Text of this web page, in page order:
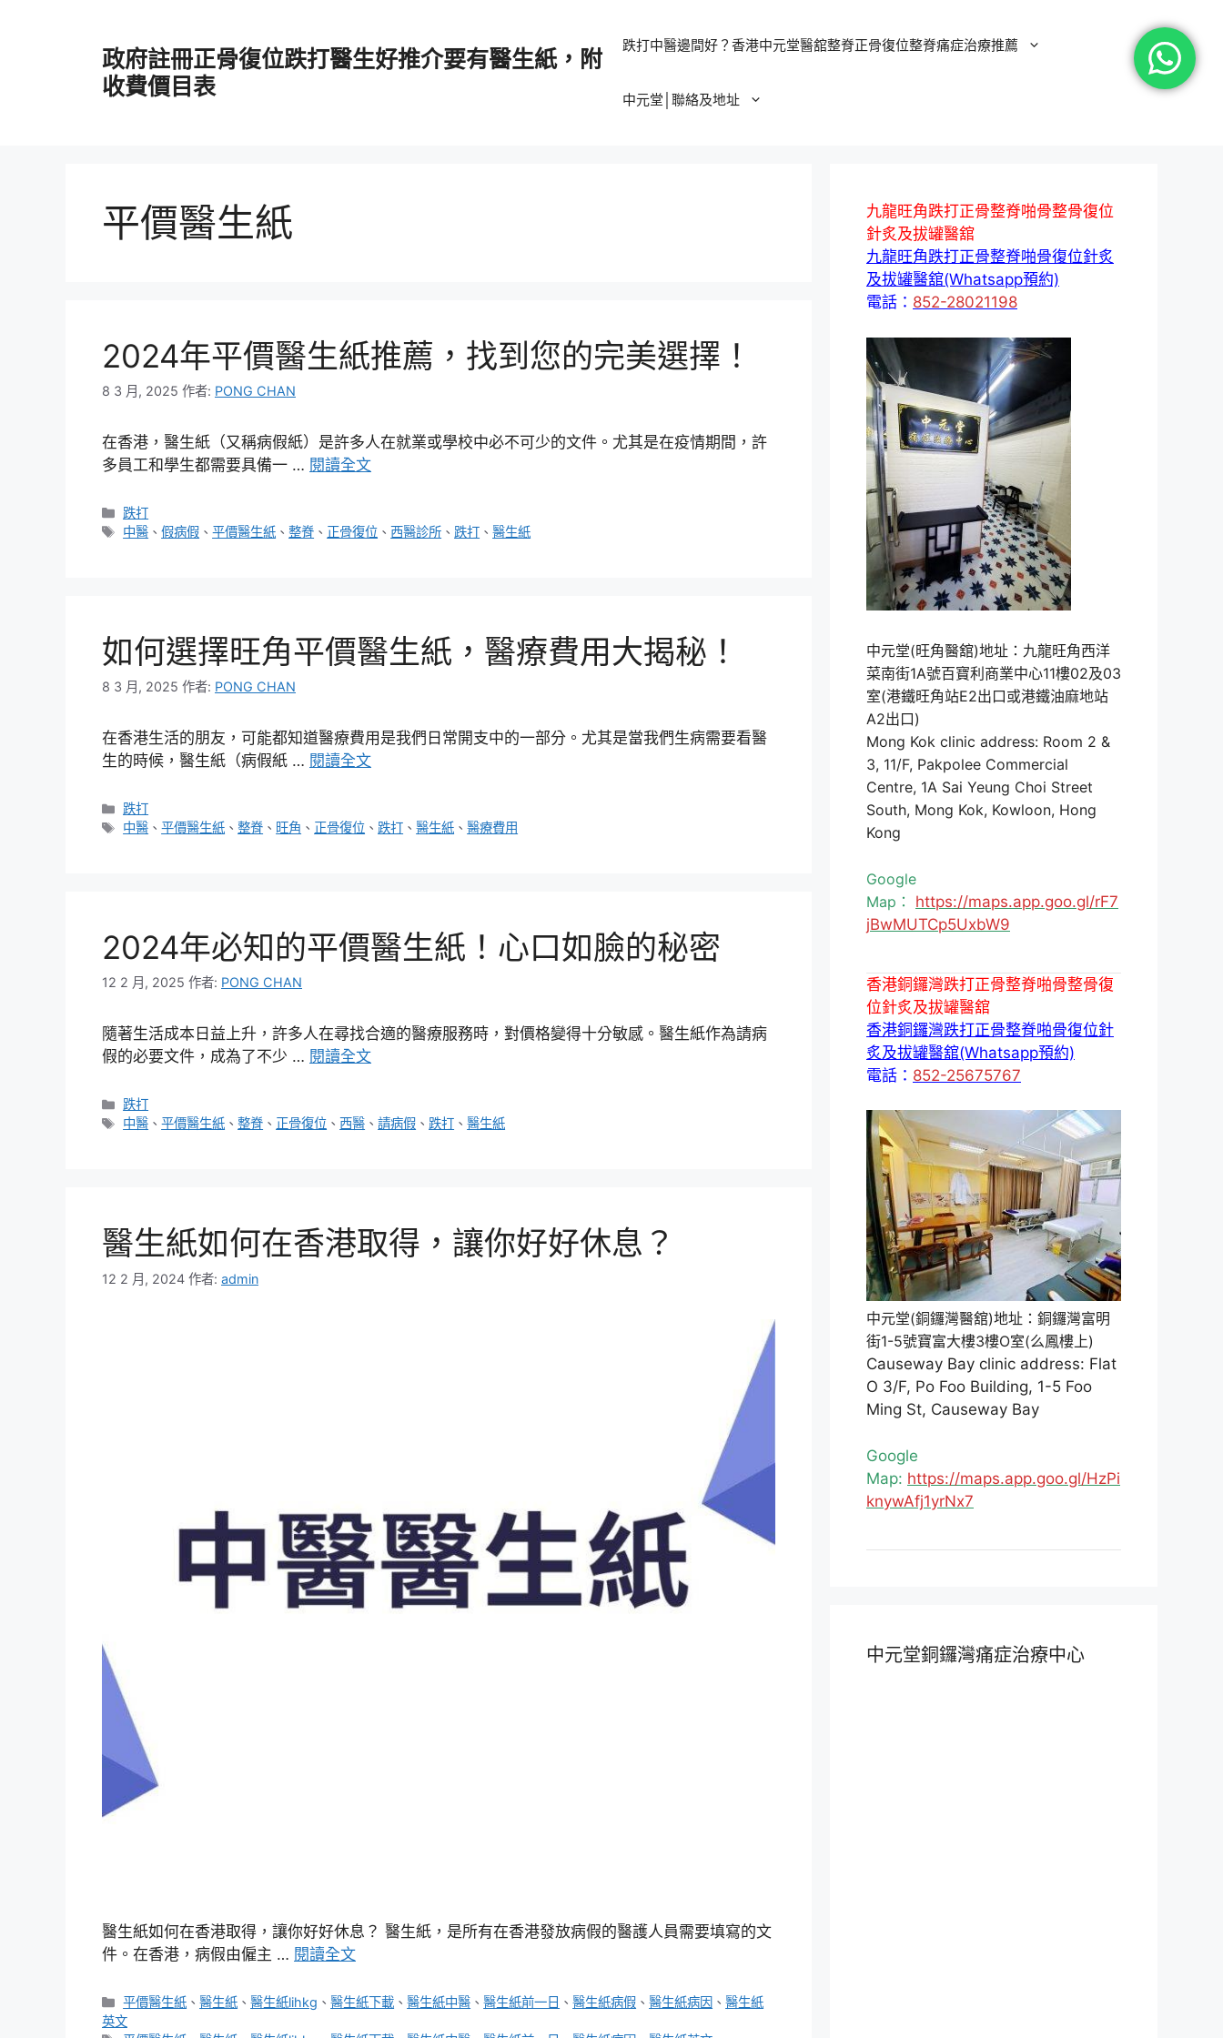
政府註冊正骨復位跌打醫生好推介要有醫生紙，附
收費價目表
跌打中醫邊間好？香港中元堂醫舘整脊正骨復位整脊痛症治療推薦
中元堂│聯絡及地址
平價醫生紙
2024年平價醫生紙推薦，找到您的完美選擇！
8 3 月, 2025 作者: PONG CHAN
在香港，醫生紙（又稱病假紙）是許多人在就業或學校中必不可少的文件。尤其是在疫情期間，許
多員工和學生都需要具備一 … 閱讀全文
分
類
跌打
標
中醫 、假病假 、平價醫生紙 、整脊 、 正骨復位 、西醫診所 、 跌打 、醫生紙
如何選擇旺角平價醫生紙，醫療費用大揭秘！
8 3 月, 2025 作者: PONG CHAN
在香港生活的朋友，可能都知道醫療費用是我們日常開支中的一部分。尤其是當我們生病需要看醫
生的時候，醫生紙（病假紙 … 閱讀全文
分
類
跌打
標
中醫 、平價醫生紙 、整脊 、 旺角 、 正骨復位 、 跌打 、醫生紙 、醫療費用
2024年必知的平價醫生紙！心口如臉的秘密
12 2 月, 2025 作者: PONG CHAN
隨著生活成本日益上升，許多人在尋找合適的醫療服務時，對價格變得十分敏感。醫生紙作為請病
假的必要文件，成為了不少 … 閱讀全文
分
類
跌打
標
中醫 、平價醫生紙 、整脊 、 正骨復位 、西醫 、請病假 、 跌打 、醫生紙
醫生紙如何在香港取得，讓你好好休息？
12 2 月, 2024 作者: admin
醫生紙如何在香港取得，讓你好好休息？ 醫生紙，是所有在香港發放病假的醫護人員需要填寫的文
件。在香港，病假由僱主 … 閱讀全文
分
類
平價醫生紙 、醫生紙 、醫生紙lihkg 、醫生紙下載 、醫生紙中醫 、醫生紙前一日 、醫生紙病假 、醫生紙病因 、醫生紙
英文
九龍旺角跌打正骨整脊啪骨整骨復位
針炙及拔罐醫舘
九龍旺角跌打正骨整脊啪骨復位針炙
及拔罐醫舘(Whatsapp預約)
電話： 852-28021198
中元堂(旺角醫舘)地址：九龍旺角西洋
菜南街1A號百寶利商業中心11樓02及03
室(港鐵旺角站E2出口或港鐵油麻地站
A2出口)
Mong Kok clinic address: Room 2 &
3, 11/F, Pakpolee Commercial
Centre, 1A Sai Yeung Choi Street
South, Mong Kok, Kowloon, Hong
Kong
Google
Map： https://maps.app.goo.gl/rF7
jBwMUTCp5UxbW9
香港銅鑼灣跌打正骨整脊啪骨整骨復
位針炙及拔罐醫舘
香港銅鑼灣跌打正骨整脊啪骨復位針
炙及拔罐醫舘(Whatsapp預約)
電話： 852-25675767
中元堂(銅鑼灣醫舘)地址：銅鑼灣富明
街1-5號寶富大樓3樓O室(么鳳樓上)
Causeway Bay clinic address: Flat
O 3/F, Po Foo Building, 1-5 Foo
Ming St, Causeway Bay
Google
Map: https://maps.app.goo.gl/HzPi
knywAfj1yrNx7
中元堂銅鑼灣痛症治療中心